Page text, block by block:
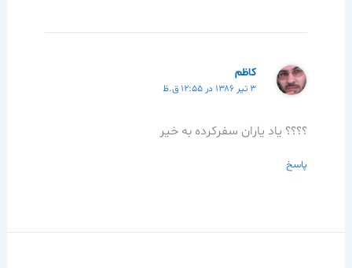
كاظم
۳ تیر ۱۳۸۶ در ۱۲:۵۵ ق.ظ
؟؟؟؟ ياد ياران سفركرده به خير
پاسخ